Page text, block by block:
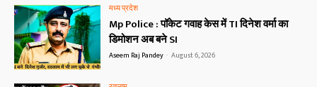
मध्य प्रदेश
Mp Police : पॉकेट गवाह केस में TI दिनेश वर्मा का
डिमोशन अब बने SI
Aseem Raj Pandey - August 6, 2026